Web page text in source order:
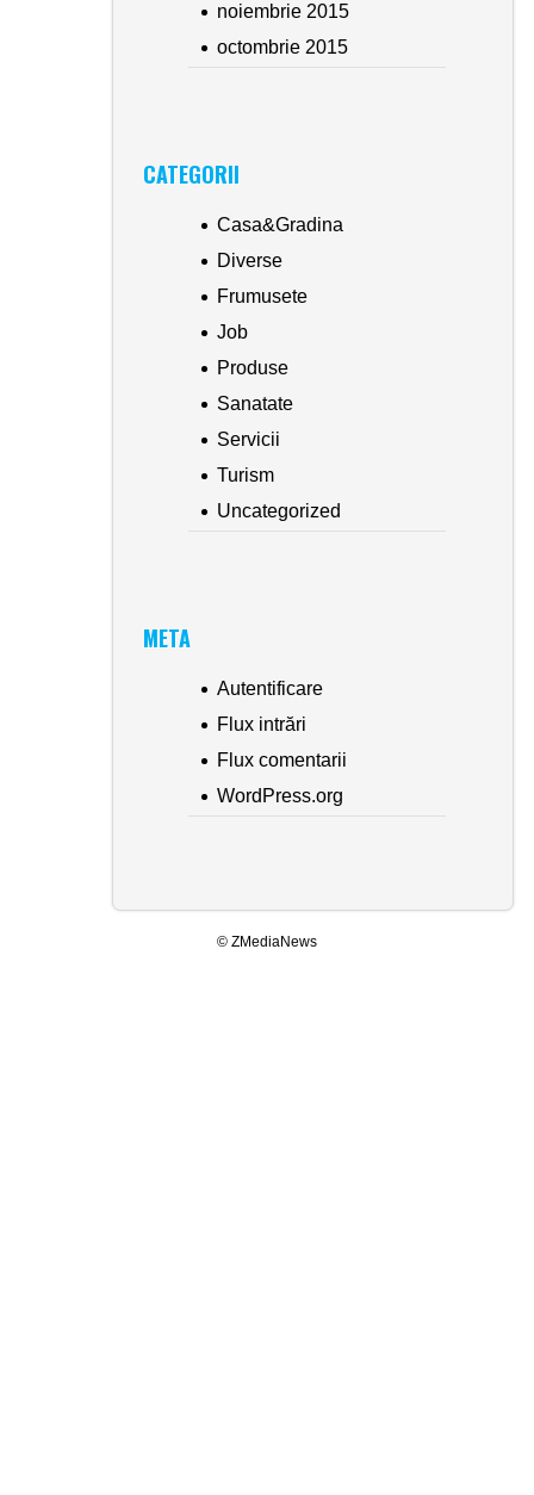
noiembrie 2015
octombrie 2015
CATEGORII
Casa&Gradina
Diverse
Frumusete
Job
Produse
Sanatate
Servicii
Turism
Uncategorized
META
Autentificare
Flux intrări
Flux comentarii
WordPress.org
© ZMediaNews